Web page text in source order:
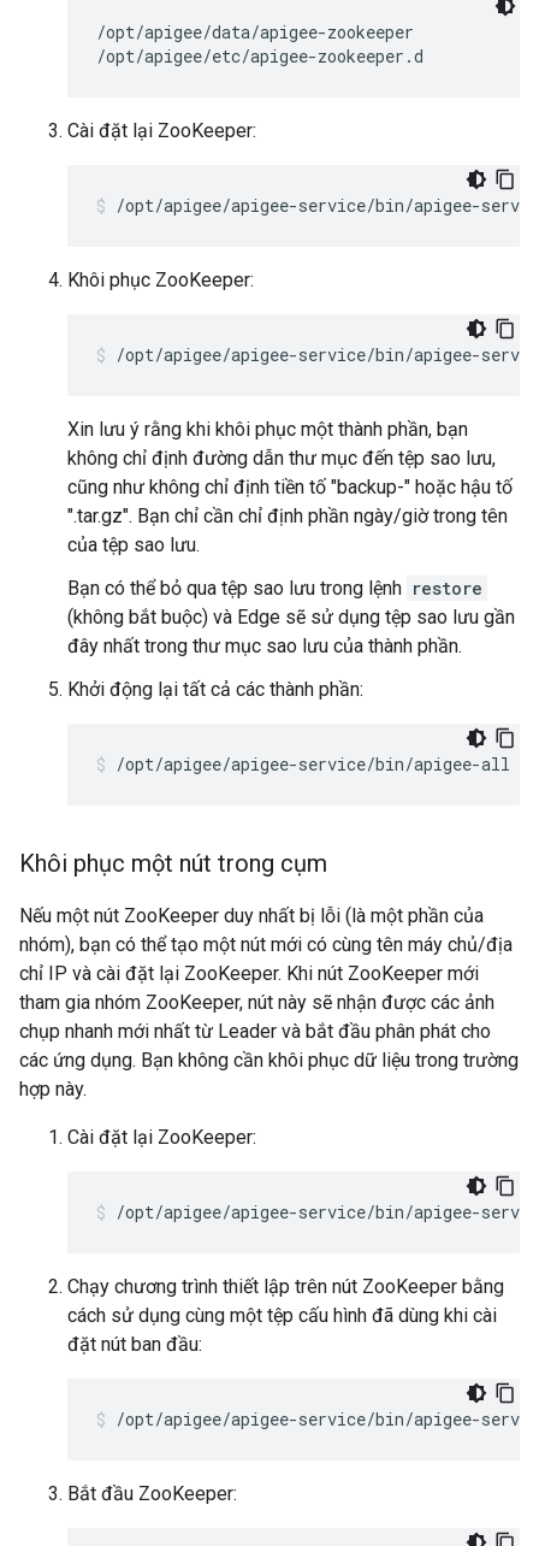
/opt/apigee/data/apigee-zookeeper
/opt/apigee/etc/apigee-zookeeper.d
Cài đặt lại ZooKeeper:
/opt/apigee/apigee-service/bin/apigee-
Khôi phục ZooKeeper:
/opt/apigee/apigee-service/bin/apigee-
Xin lưu ý rằng khi khôi phục một thành phần, bạn
không chỉ định đường dẫn thư mục đến tệp sao lưu,
cũng như không chỉ định tiền tố "backup-" hoặc hậu tố
".tar.gz". Bạn chỉ cần chỉ định phần ngày/giờ trong tên
của tệp sao lưu.
Bạn có thể bỏ qua tệp sao lưu trong lệnh restore
(không bắt buộc) và Edge sẽ sử dụng tệp sao lưu gần
đây nhất trong thư mục sao lưu của thành phần.
Khởi động lại tất cả các thành phần:
/opt/apigee/apigee-service/bin/apigee-all
Khôi phục một nút trong cụm
Nếu một nút ZooKeeper duy nhất bị lỗi (là một phần của
nhóm), bạn có thể tạo một nút mới có cùng tên máy chủ/địa
chỉ IP và cài đặt lại ZooKeeper. Khi nút ZooKeeper mới
tham gia nhóm ZooKeeper, nút này sẽ nhận được các ảnh
chụp nhanh mới nhất từ Leader và bắt đầu phân phát cho
các ứng dụng. Bạn không cần khôi phục dữ liệu trong trường
hợp này.
Cài đặt lại ZooKeeper:
/opt/apigee/apigee-service/bin/apigee-
Chạy chương trình thiết lập trên nút ZooKeeper bằng
cách sử dụng cùng một tệp cấu hình đã dùng khi cài
đặt nút ban đầu:
/opt/apigee/apigee-service/bin/apigee-
Bắt đầu ZooKeeper: